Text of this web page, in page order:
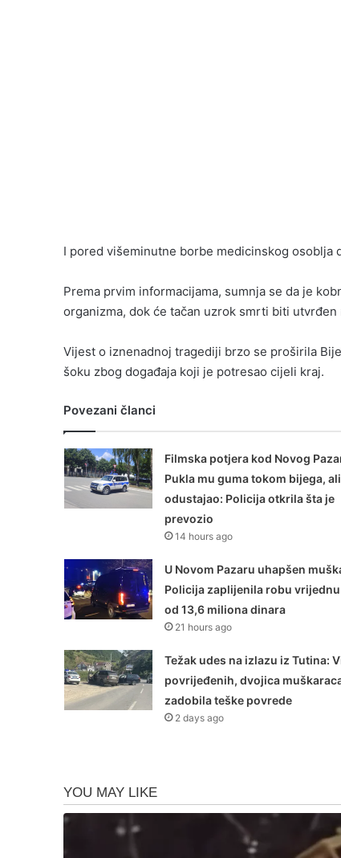
I pored višeminutne borbe medicinskog osoblja
Prema prvim informacijama, sumnja se da je
organizma, dok će tačan uzrok smrti biti
Vijest o iznenadnoj tragediji brzo se proširila
šoku zbog događaja koji je potresao cijeli kraj.
Povezani članci
Filmska potjera kod Novog
Pukla mu guma tokom bijega,
odustajao: Policija otkrila šta je
prevozio
14 hours ago
U Novom Pazaru uhapšen
Policija zaplijenila robu
od 13,6 miliona dinara
21 hours ago
Težak udes na izlazu iz Tutina:
povrijeđenih, dvojica
zadobila teške povrede
2 days ago